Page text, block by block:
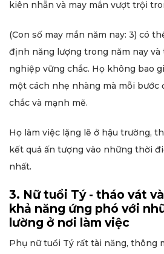
kiên nhẫn và may mắn vượt trội
(Con số may mắn năm nay: 3) có
định năng lượng trong năm nay
nghiệp vững chắc. Họ không bao
một cách nhẹ nhàng mà mỗi bước
chắc và mạnh mẽ.
Họ làm việc lặng lẽ ở hậu trường,
kết quả ấn tượng vào những thời
nhất.
3. Nữ tuổi Tý - tháo vát
khả năng ứng phó với
lường ở nơi làm việc
Phụ nữ tuổi Tý rất tài năng, thông